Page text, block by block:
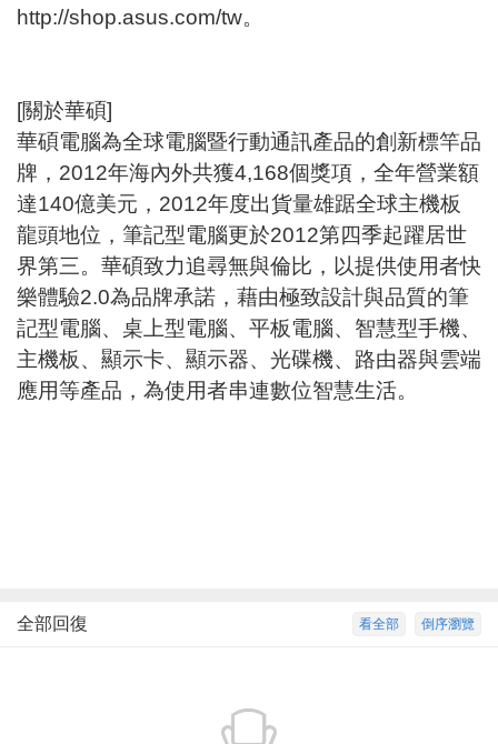
http://shop.asus.com/tw。
[關於華碩]
華碩電腦為全球電腦暨行動通訊產品的創新標竿品
牌，2012年海內外共獲4,168個獎項，全年營業額
達140億美元，2012年度出貨量雄踞全球主機板
龍頭地位，筆記型電腦更於2012第四季起躍居世
界第三。華碩致力追尋無與倫比，以提供使用者快
樂體驗2.0為品牌承諾，藉由極致設計與品質的筆
記型電腦、桌上型電腦、平板電腦、智慧型手機、
主機板、顯示卡、顯示器、光碟機、路由器與雲端
應用等產品，為使用者串連數位智慧生活。
倒序瀏覽
看全部
全部回復